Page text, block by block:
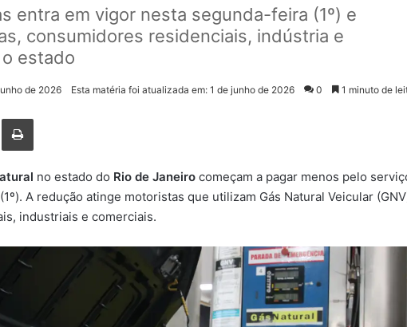
entra em vigor nesta segunda-feira (1º) e
consumidores residenciais, indústria e
estado
de 2026 Esta matéria foi atualizada em: 1 de junho de 2026 0 1 minuto de
no estado do Rio de Janeiro começam a pagar menos pelo
A redução atinge motoristas que utilizam Gás Natural Veicular
industriais e comerciais.